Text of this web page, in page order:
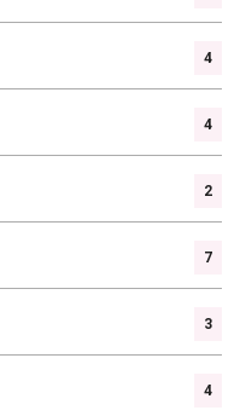
4
4
2
7
3
4